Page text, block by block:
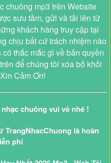
chuông mp3 trên Website
sưu tầm, gửi và tải lên từ
khách hàng truy cập tại
chịu bất cứ trách nhiệm nào
thắc mắc gì về bản quyền
để chúng tôi xóa bỏ khỏi
Cảm Ơn!
chuông vui vẻ nhé !
TrangNhacChuong là hoàn
phí